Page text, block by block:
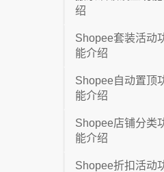
绍
Shopee套装活动
能介绍
Shopee自动置顶
能介绍
Shopee店铺分类
能介绍
Shopee折扣活动